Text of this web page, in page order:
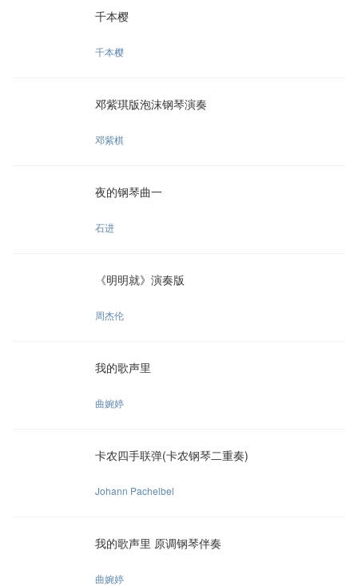
千本樱
千本樱
邓紫琪版泡沫钢琴演奏
邓紫棋
夜的钢琴曲一
石进
《明明就》演奏版
周杰伦
我的歌声里
曲婉婷
卡农四手联弹(卡农钢琴二重奏)
Johann Pachelbel
我的歌声里 原调钢琴伴奏
曲婉婷